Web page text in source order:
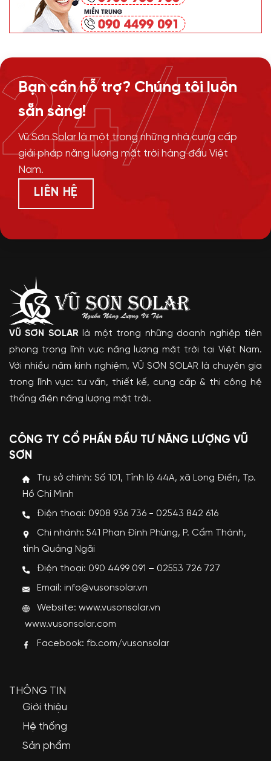
Bạn cần hỗ trợ? Chúng tôi luôn
sẵn sàng!
Vũ Sơn Solar là một trong những nhà cung cấp
giải pháp năng lượng mặt trời hàng đầu Việt
Nam.
LIÊN HỆ
24/7
VŨ SƠN SOLAR là một trong những doanh nghiệp tiên
phong trong lĩnh vực năng lượng mặt trời tại Việt Nam.
Với nhiều năm kinh nghiệm, VŨ SƠN SOLAR là chuyên gia
trong lĩnh vực: tư vấn, thiết kế, cung cấp & thi công hệ
thống điện năng lượng mặt trời.
CÔNG TY CỔ PHẦN ĐẦU TƯ NĂNG LƯỢNG VŨ
SƠN
Trụ sở chính: Số 101, Tỉnh lộ 44A, xã Long Điền, Tp.
Hồ Chí Minh
Điện thoại: 0908 936 736 - 02543 842 616
Chi nhánh: 541 Phan Đình Phùng, P. Cẩm Thành,
tỉnh Quảng Ngãi
Điện thoại: 090 4499 091 – 02553 726 727
Email: info@vusonsolar.vn
Website:www.vusonsolar.vn
www.vusonsolar.com
Facebook: fb.com/vusonsolar
THÔNG TIN
Giới thiệu
Hệ thống
Sản phẩm